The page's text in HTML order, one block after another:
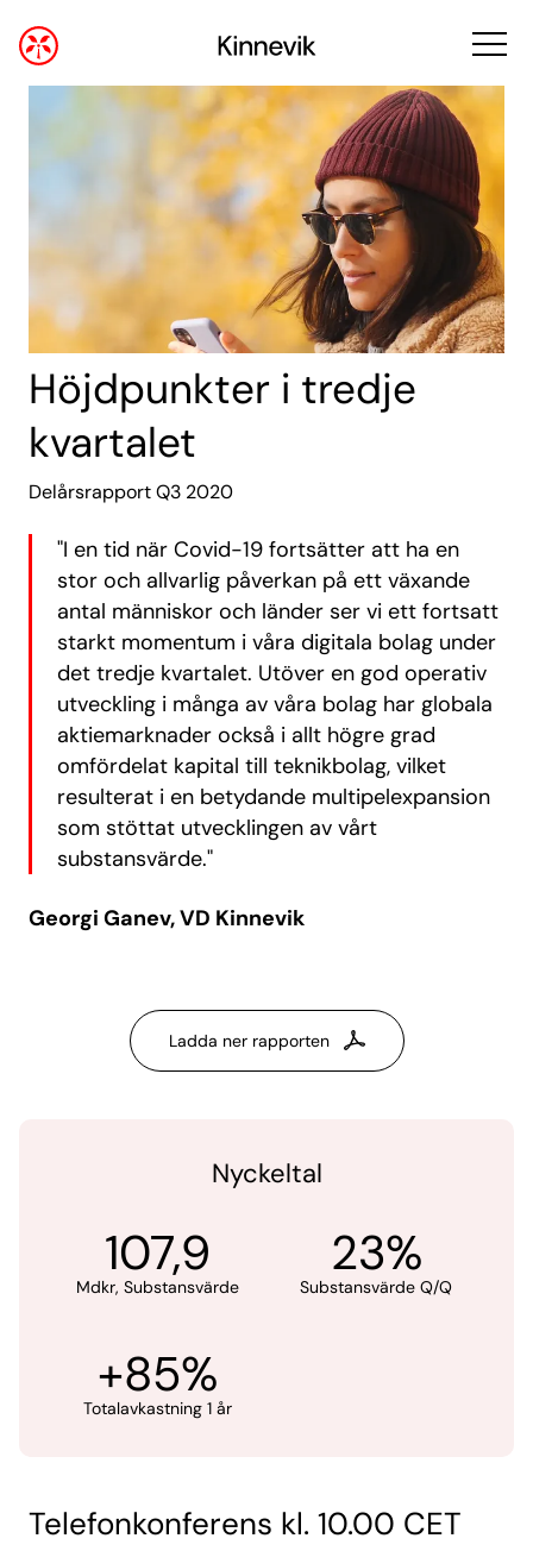
Höjdpunkter i tredje
kvartalet
Delårsrapport Q3 2020
"I en tid när Covid-19 fortsätter att ha en
stor och allvarlig påverkan på ett växande
antal människor och länder ser vi ett fortsatt
starkt momentum i våra digitala bolag under
det tredje kvartalet. Utöver en god operativ
utveckling i många av våra bolag har globala
aktiemarknader också i allt högre grad
omfördelat kapital till teknikbolag, vilket
resulterat i en betydande multipelexpansion
som stöttat utvecklingen av vårt
substansvärde."
Georgi Ganev, VD Kinnevik
Ladda ner rapporten
Nyckeltal
107,9
Mdkr, Substansvärde
23%
Substansvärde Q/Q
+85%
Totalavkastning 1 år
Telefonkonferens kl. 10.00 CET